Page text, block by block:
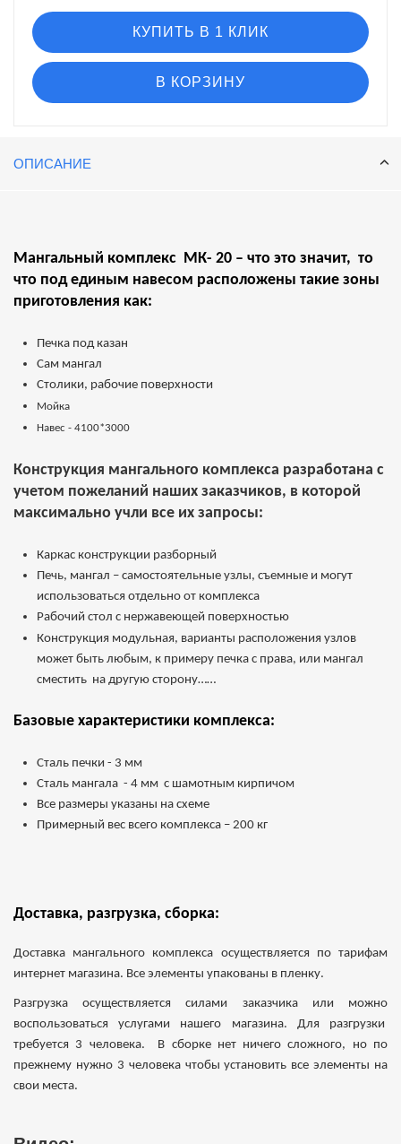
КУПИТЬ В 1 КЛИК
В КОРЗИНУ
ОПИСАНИЕ
Мангальный комплекс МК- 20 – что это значит, то
что под единым навесом расположены такие зоны
приготовления как:
Печка под казан
Сам мангал
Столики, рабочие поверхности
Мойка
Навес - 4100*3000
Конструкция мангального комплекса разработана с
учетом пожеланий наших заказчиков, в которой
максимально учли все их запросы:
Каркас конструкции разборный
Печь, мангал – самостоятельные узлы, съемные и могут
использоваться отдельно от комплекса
Рабочий стол с нержавеющей поверхностью
Конструкция модульная, варианты расположения узлов
может быть любым, к примеру печка с права, или мангал
сместить на другую сторону……
Базовые характеристики комплекса:
Сталь печки - 3 мм
Сталь мангала - 4 мм с шамотным кирпичом
Все размеры указаны на схеме
Примерный вес всего комплекса – 200 кг
Доставка, разгрузка, сборка:
Доставка мангального комплекса осуществляется по тарифам
интернет магазина. Все элементы упакованы в пленку.
Разгрузка осуществляется силами заказчика или можно
воспользоваться услугами нашего магазина. Для разгрузки
требуется 3 человека. В сборке нет ничего сложного, но по
прежнему нужно 3 человека чтобы установить все элементы на
свои места.